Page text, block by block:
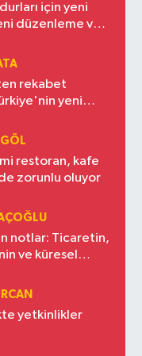
için yeni
düzenleme ve
rekabet
yeni
restoran, kafe
zorunlu oluyor
notlar: Ticaretin,
ve küresel
yükselen gücü
yetkinlikler